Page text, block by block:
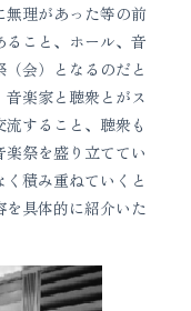
理があった等の前
こと、ホール、音
会）となるのだと
楽家と聴衆とがス
すること、聴衆も
祭を盛り立ててい
積み重ねていくと
具体的に紹介いた